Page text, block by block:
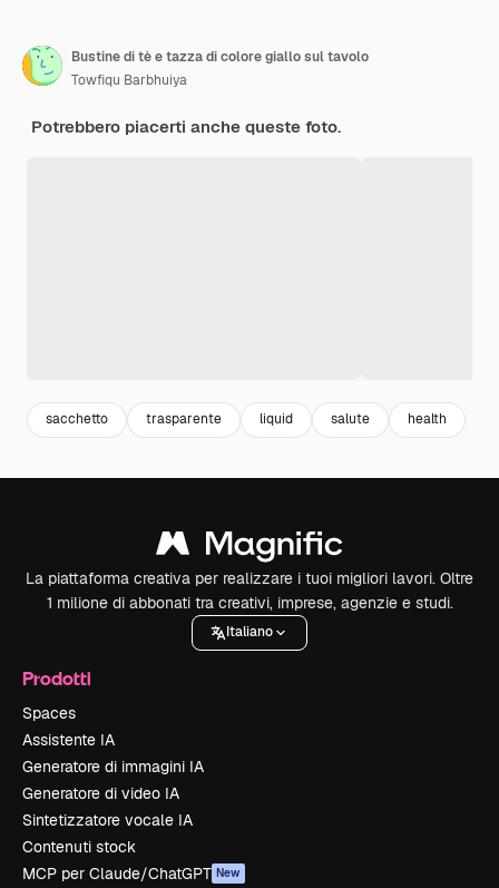
Bustine di tè e tazza di colore giallo sul tavolo
Towfiqu Barbhuiya
Potrebbero piacerti anche queste foto.
sacchetto trasparente liquid salute health
La piattaforma creativa per realizzare i tuoi migliori lavori. Oltre
1 milione di abbonati tra creativi, imprese, agenzie e studi.
Italiano
Prodotti
Spaces
Assistente IA
Generatore di immagini IA
Generatore di video IA
Sintetizzatore vocale IA
Contenuti stock
MCP per Claude/ChatGPT New